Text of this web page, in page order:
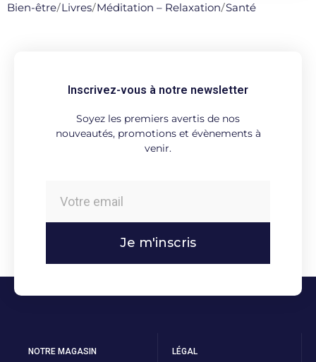
Bien-être/Livres/Méditation – Relaxation/Santé
Inscrivez-vous à notre newsletter
Soyez les premiers avertis de nos
nouveautés, promotions et évènements à
venir.
Je m'inscris
NOTRE MAGASIN LÉGAL